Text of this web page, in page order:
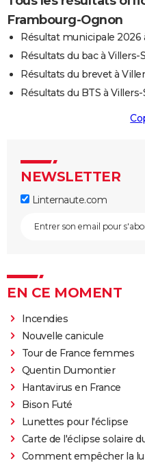
Frambourg-Ognon
Résultat municipale 2026
Résultats du bac à
Résultats du brevet à
Résultats du BTS à
NEWSLETTER
Linternaute.com
EN CE MOMENT
Incendies
Nouvelle canicule
Tour de France femmes
Quentin Dumontier
Hantavirus en France
Bison Futé
Lunettes pour l'éclipse
Carte de l'éclipse solaire
Comment empêcher la